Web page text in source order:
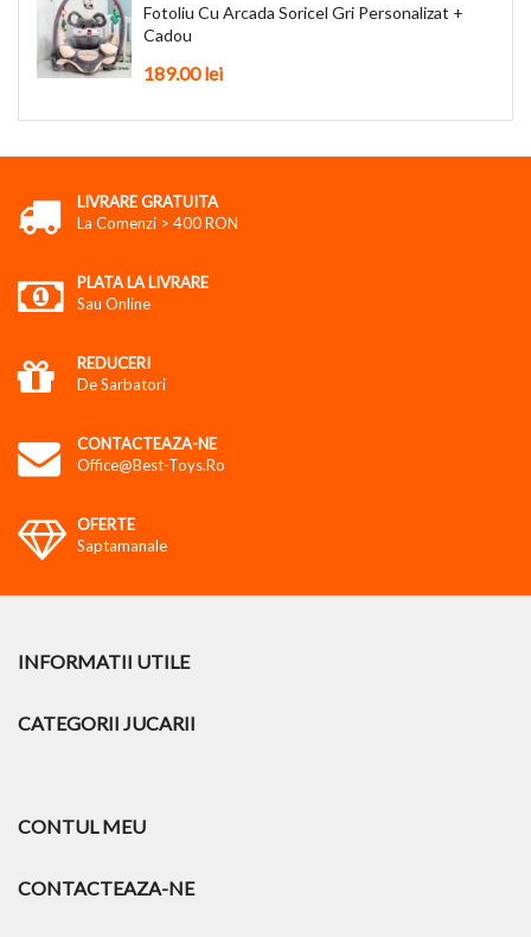
Fotoliu Cu Arcada Soricel Gri Personalizat +
Cadou
189.00lei
LIVRARE GRATUITA
La Comenzi > 400 RON
PLATA LA LIVRARE
Sau Online
REDUCERI
De Sarbatori
CONTACTEAZA-NE
Office@best-Toys.ro
OFERTE
Saptamanale
INFORMATII UTILE
CATEGORII JUCARII
CONTUL MEU
CONTACTEAZA-NE